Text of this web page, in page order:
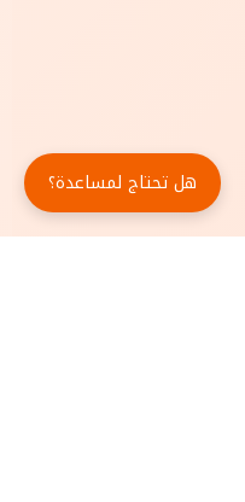
هل تحتاج لمساعدة؟